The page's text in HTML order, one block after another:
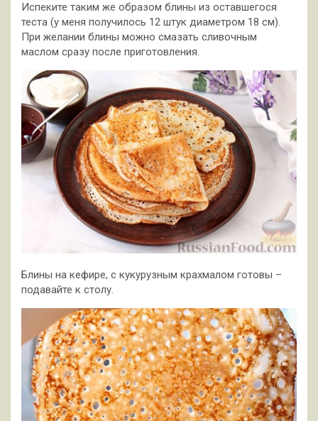
Испеките таким же образом блины из оставшегося
теста (у меня получилось 12 штук диаметром 18 см).
При желании блины можно смазать сливочным
маслом сразу после приготовления.
Блины на кефире, с кукурузным крахмалом готовы –
подавайте к столу.